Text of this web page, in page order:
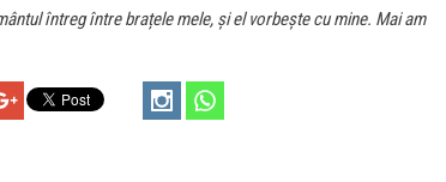
întreg între brațele mele, și el vorbește cu mine. Mai am